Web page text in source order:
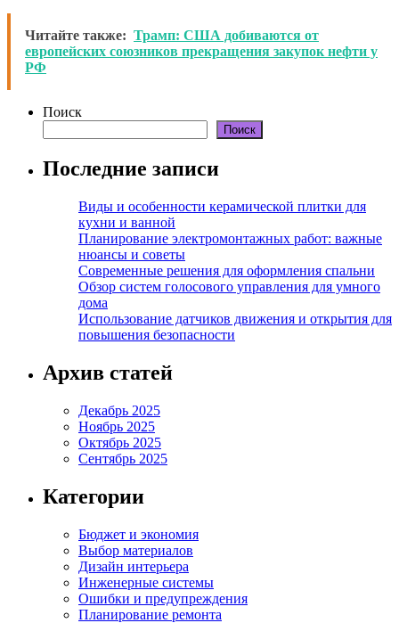
Читайте также: Трамп: США добиваются от
европейских союзников прекращения закупок нефти у
РФ
Поиск
Поиск
Последние записи
Виды и особенности керамической плитки для
кухни и ванной
Планирование электромонтажных работ: важные
нюансы и советы
Современные решения для оформления спальни
Обзор систем голосового управления для умного
дома
Использование датчиков движения и открытия для
повышения безопасности
Архив статей
Декабрь 2025
Ноябрь 2025
Октябрь 2025
Сентябрь 2025
Категории
Бюджет и экономия
Выбор материалов
Дизайн интерьера
Инженерные системы
Ошибки и предупреждения
Планирование ремонта